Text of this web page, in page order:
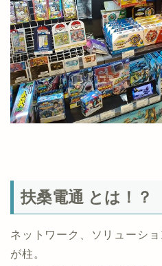
扶桑電通 とは！？
ネットワーク、ソリューシ
が柱。